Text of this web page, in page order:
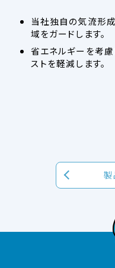
当社独自の気流形
域をガードします。
省エネルギーを考慮
ストを軽減します。
製